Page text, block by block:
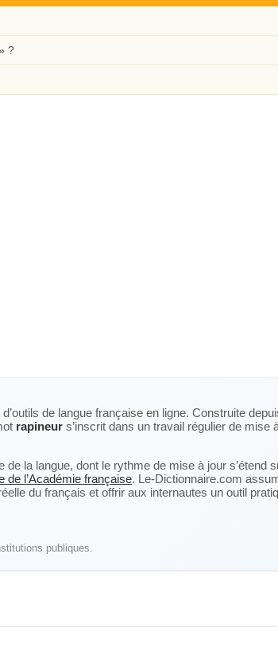
?
de langue française en ligne. Construite
rapineur s’inscrit dans un travail régulier de mise
la langue, dont le rythme de mise à jour s’étend
de l’Académie française. Le-Dictionnaire.com
du français et offrir aux internautes un outil
publiques.